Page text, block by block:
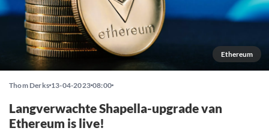
Ethereum
Thom Derks 13-04-2023 08:00
Langverwachte Shapella-upgrade van
Ethereum is live!